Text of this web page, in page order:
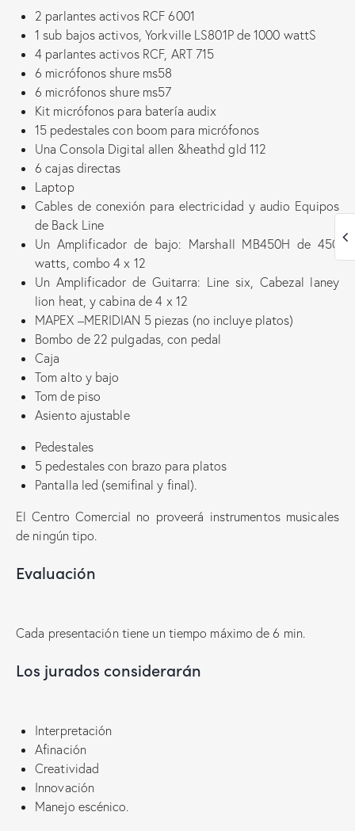
2 parlantes activos RCF 6001
1 sub bajos activos, Yorkville LS801P de 1000 wattS
4 parlantes activos RCF, ART 715
6 micrófonos shure ms58
6 micrófonos shure ms57
Kit micrófonos para batería audix
15 pedestales con boom para micrófonos
Una Consola Digital allen &heathd gld 112
6 cajas directas
Laptop
Cables de conexión para electricidad y audio Equipos
de Back Line
Un Amplificador de bajo: Marshall MB450H de 450
watts, combo 4 x 12
Un Amplificador de Guitarra: Line six, Cabezal laney
lion heat, y cabina de 4 x 12
MAPEX –MERIDIAN 5 piezas (no incluye platos)
Bombo de 22 pulgadas, con pedal
Caja
Tom alto y bajo
Tom de piso
Asiento ajustable
Pedestales
5 pedestales con brazo para platos
Pantalla led (semifinal y final).
El Centro Comercial no proveerá instrumentos musicales
de ningún tipo.
Evaluación
Cada presentación tiene un tiempo máximo de 6 min.
Los jurados considerarán
Interpretación
Afinación
Creatividad
Innovación
Manejo escénico.